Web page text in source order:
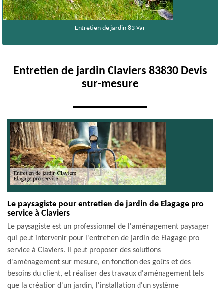
Entretien de jardin 83 Var
Entretien de jardin Claviers 83830 Devis
sur-mesure
Le paysagiste pour entretien de jardin de Elagage pro
service à Claviers
Le paysagiste est un professionnel de l'aménagement paysager
qui peut intervenir pour l'entretien de jardin de Elagage pro
service à Claviers. Il peut proposer des solutions
d'aménagement sur mesure, en fonction des goûts et des
besoins du client, et réaliser des travaux d'aménagement tels
que la création d'un jardin, l'installation d'un système